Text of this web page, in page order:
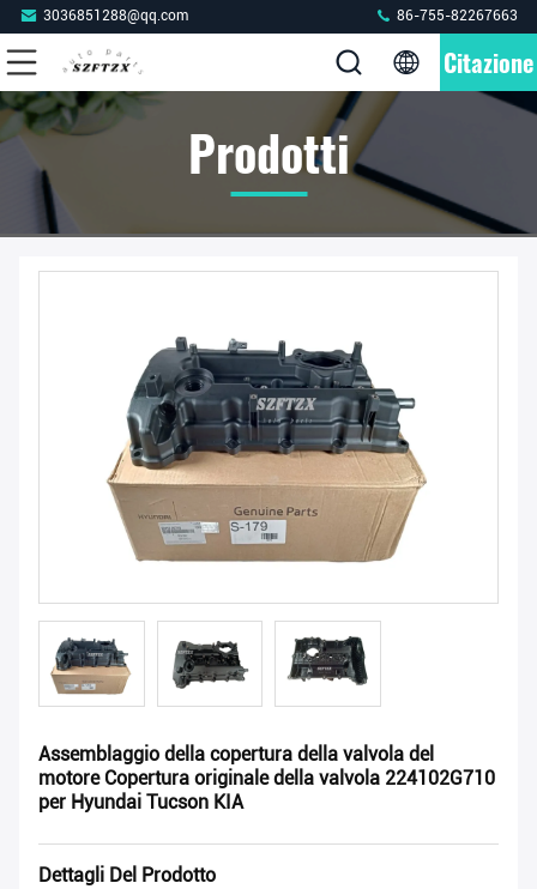
3036851288@qq.com 86-755-82267663
Citazione
Prodotti
Assemblaggio della copertura della valvola del
motore Copertura originale della valvola 224102G710
per Hyundai Tucson KIA
Dettagli Del Prodotto